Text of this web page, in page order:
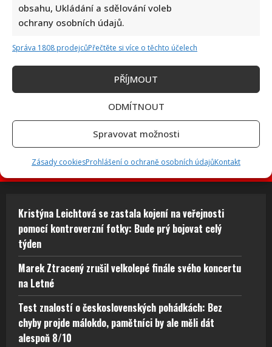
obsahu, Ukládání a sdělování voleb
ochrany osobních údajů.
Správa 1808 prodejcůPřečtěte si více o těchto účelech
PŘÍJMOUT
ODMÍTNOUT
Spravovat možnosti
Zásady cookiesProhlášení o ochraně osobních údajůKontakt
Leoš Mareš odhalil, kolik stojí synovo studium na Floridě:
Jde o více než milion ročně
Kristýna Leichtová se zastala kojení na veřejnosti
pomocí kontroverzní fotky: Bude prý bojovat celý
týden
Marek Ztracený zrušil velkolepé finále svého koncertu
na Letné
Test znalostí o československých pohádkách: Bez
chyby projde málokdo, pamětníci by ale měli dát
alespoň 8/10